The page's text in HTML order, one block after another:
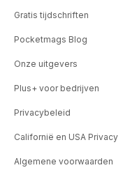
Gratis tijdschriften
Pocketmags Blog
Onze uitgevers
Plus+ voor bedrijven
Privacybeleid
Californië en USA Privacy
Algemene voorwaarden